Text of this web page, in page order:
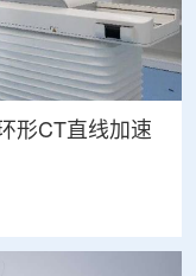
形CT直线加速